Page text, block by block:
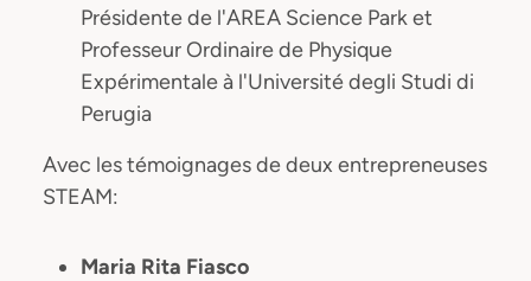
Présidente de l'AREA Science Park et
Professeur Ordinaire de Physique
Expérimentale à l'Université degli Studi di
Perugia
Avec les témoignages de deux entrepreneuses
STEAM:
Maria Rita Fiasco